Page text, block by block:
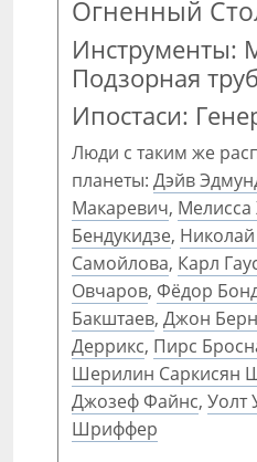
Огненный
Инструменты:
Подзорная
Ипостаси:
Люди с таким же
планеты: Дэйв
Макаревич, Мелисса
Бендукидзе,
Самойлова, Карл
Овчаров, Фёдор
Бакштаев, Джон
Деррикс, Пирс
Шерилин Саркисян
Джозеф Файнс, Уолт
Шриффер